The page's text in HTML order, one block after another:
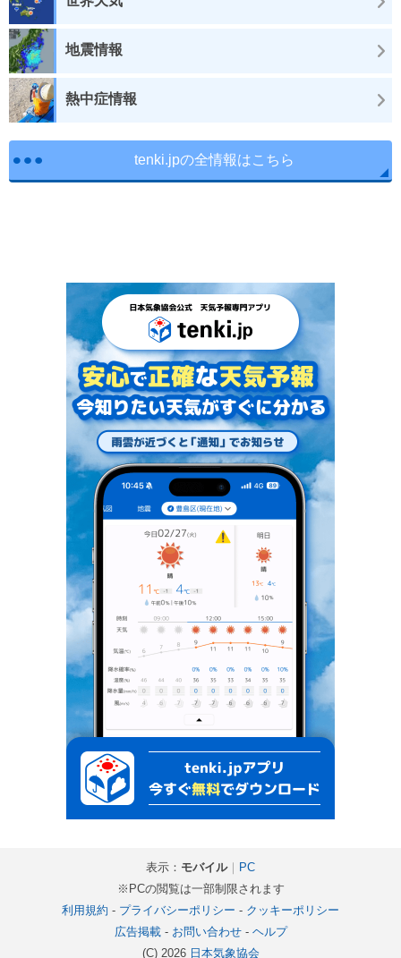
地震情報
熱中症情報
tenki.jpの全情報はこちら
表示： モバイル｜
PC
※PCの閲覧は一部制限されます
利用規約 - プライバシーポリシー - クッキーポリシー
広告掲載- お問い合わせ- ヘルプ
(C) 2026 日本気象協会